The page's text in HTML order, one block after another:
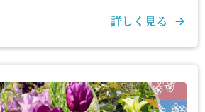
詳しく見る